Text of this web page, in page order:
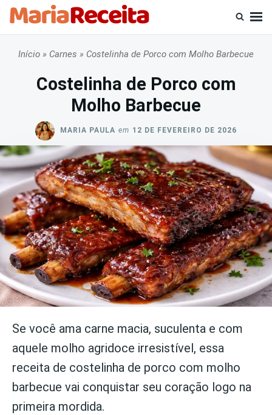
Skip
content
Busca
por:
Início » Carnes » Costelinha de Porco com Molho Barbecue
Costelinha de Porco com
Molho Barbecue
MARIA PAULA em 12 DE FEVEREIRO DE 2026
Se você ama carne macia, suculenta e com
aquele molho agridoce irresistível, essa
receita de costelinha de porco com molho
barbecue vai conquistar seu coração logo na
primeira mordida.